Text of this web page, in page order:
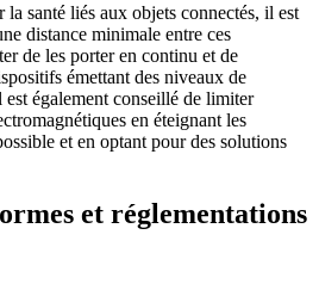
santé liés aux objets connectés, il est
distance minimale entre ces
de les porter en continu et de
émettant des niveaux de
également conseillé de limiter
en éteignant les
et en optant pour des solutions
et réglementations